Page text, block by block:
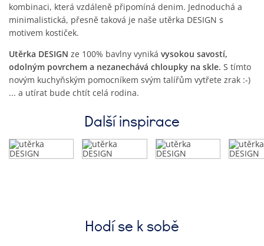
kombinaci, která vzdáleně připomíná denim. Jednoduchá a
minimalistická, přesně taková je naše utěrka DESIGN s
motivem kostiček.
Utěrka DESIGN ze 100% bavlny vyniká vysokou savostí,
odolným povrchem a nezanechává chloupky na skle. S tímto
novým kuchyňským pomocníkem svým talířům vytřete zrak :-)
... a utírat bude chtít celá rodina.
Další inspirace
Hodí se k sobě